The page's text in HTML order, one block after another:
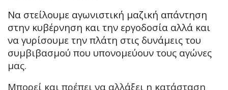
Να στείλουμε αγωνιστική μαζική απάντηση
στην κυβέρνηση και την εργοδοσία αλλά και
να γυρίσουμε την πλάτη στις δυνάμεις του
συμβιβασμού που υπονομεύουν τους αγώνες
μας.
Μπορεί και πρέπει να αλλάξει η κατάσταση